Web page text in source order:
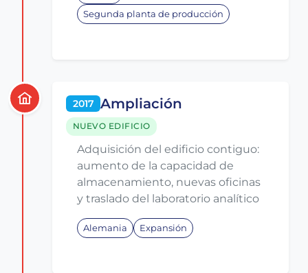
Segunda planta de producción
2017 Ampliación
NUEVO EDIFICIO
Adquisición del edificio contiguo:
aumento de la capacidad de
almacenamiento, nuevas oficinas
y traslado del laboratorio analítico
Alemania Expansión